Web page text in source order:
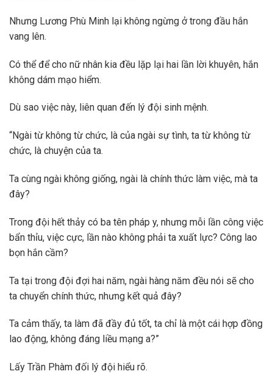
Nhưng Lương Phù Minh lại không ngừng ở trong đầu hắn
vang lên.
Có thể để cho nữ nhân kia đều lặp lại hai lần lời khuyên, hắn
không dám mạo hiểm.
Dù sao việc này, liên quan đến lý đội sinh mệnh.
“Ngài từ không từ chức, là của ngài sự tình, ta từ không từ
chức, là chuyện của ta.
Ta cùng ngài không giống, ngài là chính thức làm việc, mà ta
đây?
Trong đội hết thảy có ba tên pháp y, nhưng mỗi lần công việc
bẩn thỉu, việc cực, lần nào không phải ta xuất lực? Công lao
bọn hắn cầm?
Ta tại trong đội đợi hai năm, ngài hàng năm đều nói sẽ cho
ta chuyển chính thức, nhưng kết quả đây?
Ta cảm thấy, ta làm đã đầy đủ tốt, ta chỉ là một cái hợp đồng
lao động, không đáng liều mạng a?”
Lấy Trần Phàm đối lý đội hiểu rõ.